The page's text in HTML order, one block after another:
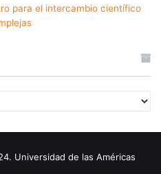
para el intercambio científico
Universidad de las Américas